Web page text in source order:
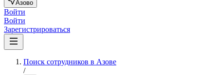
Азово
Войти
Войти
Зарегистрироваться
Поиск сотрудников в Азове
/